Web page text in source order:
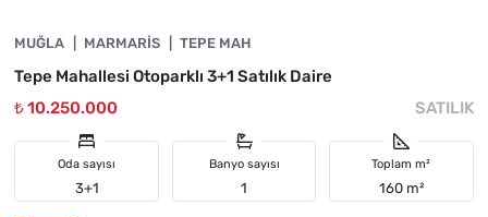
ÖNE ÇIKAN
MUĞLA MARMARIS TEPE MAH
Tepe Mahallesi Otoparklı 3+1 Satılık Daire
₺ 10.250.000
SATILIK
Oda sayısı
3+1
Banyo sayısı
1
Toplam m²
160 m²